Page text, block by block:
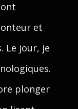
et
Le jour, je
plonger